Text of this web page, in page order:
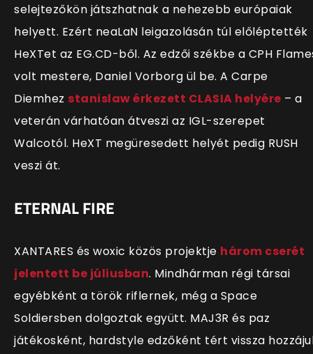
selejtezőkön játszhatnak a nehezebb európaiak
helyett. Ezért neaLaN leigazolásán túl előléptették
HeXTet az EG.CD-ből. Az edzői székbe a CPH
volt mestere, Daniel Vorborg ül be. A Carpe
Diemhez stanislaw érkezett CLASIA helyére – a
veterán várhatóan átveszi az IGL-szerepet
Walcotól. HeXT megüresedett helyét pedig RUSH
veszi át.
ETERNAL FIRE
XANTARES és woxic közös projektje három cserét
jelentett be júliusban. Mindhárman régi társai
egyébként a török riflernek, még a Space
Soldiersben dolgoztak együtt. MAJ3R és paz
játékosként, hardstyle edzőként tért vissza